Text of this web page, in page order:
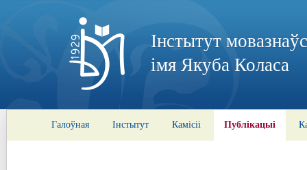
Інстытут
імя Якуба Коласа
Галоўная Інстытут Камісіі Публікацыі